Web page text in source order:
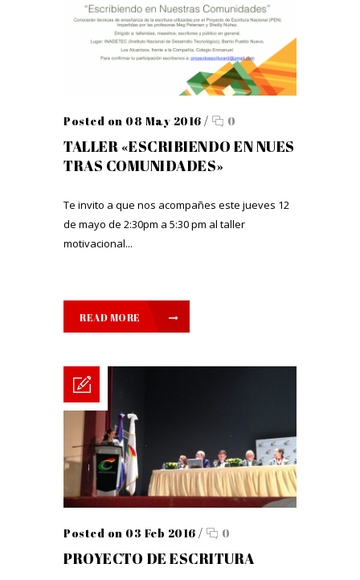
Posted on 08 May 2016 / 0
TALLER «ESCRIBIENDO EN NUES
TRAS COMUNIDADES»
Te invito a que nos acompañes este jueves 12
de mayo de 2:30pm a 5:30 pm al taller
motivacional...
READ MORE
Posted on 03 Feb 2016 / 0
PROYECTO DE ESCRITURA